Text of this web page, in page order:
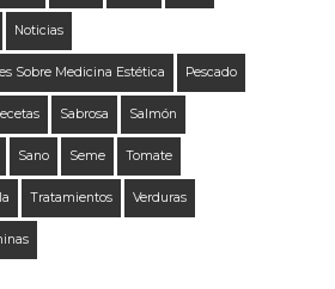
Noticias
Sobre Medicina Estética Pescado
Sabrosa Salmón
Sano Seme Tomate
Tratamientos Verduras